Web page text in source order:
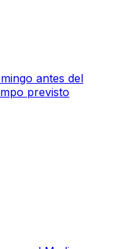
antes del
previsto